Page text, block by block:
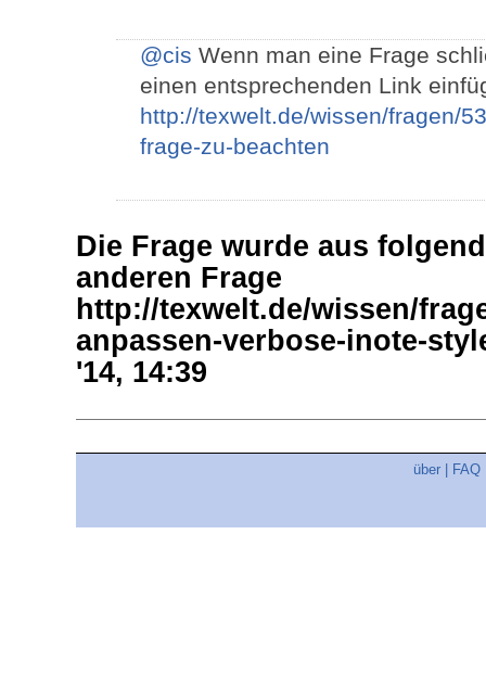
@cis Wenn man eine Frage
einen entsprechenden Link
http://texwelt.de/wissen/fragen/
frage-zu-beachten
Die Frage wurde aus
anderen Frage
http://texwelt.de/wissen/
anpassen-verbose-inote-
'14, 14:39
über FAQ